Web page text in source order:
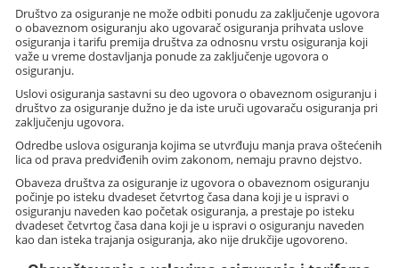
Društvo za osiguranje ne može odbiti ponudu za zaključenje ugovora
o obaveznom osiguranju ako ugovarač osiguranja prihvata uslove
osiguranja i tarifu premija društva za odnosnu vrstu osiguranja koji
važe u vreme dostavljanja ponude za zaključenje ugovora o
osiguranju.
Uslovi osiguranja sastavni su deo ugovora o obaveznom osiguranju i
društvo za osiguranje dužno je da iste uruči ugovaraču osiguranja pri
zaključenju ugovora.
Odredbe uslova osiguranja kojima se utvrđuju manja prava oštećenih
lica od prava predviđenih ovim zakonom, nemaju pravno dejstvo.
Obaveza društva za osiguranje iz ugovora o obaveznom osiguranju
počinje po isteku dvadeset četvrtog časa dana koji je u ispravi o
osiguranju naveden kao početak osiguranja, a prestaje po isteku
dvadeset četvrtog časa dana koji je u ispravi o osiguranju naveden
kao dan isteka trajanja osiguranja, ako nije drukčije ugovoreno.